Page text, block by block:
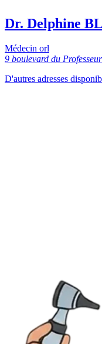
Dr. Delphine
Médecin orl
9 boulevard du
D'autres adresses